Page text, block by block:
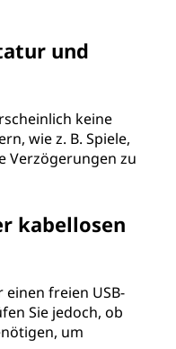
und
keine
wie z. B. Spiele,
Verzögerungen zu
kabellosen
freien USB-
Sie jedoch, ob
um